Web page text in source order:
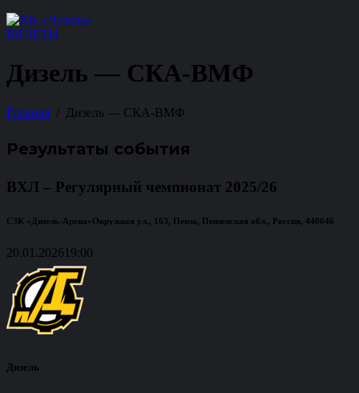
БИЛЕТЫ
Дизель — СКА-ВМФ
Главная Дизель — СКА-ВМФ
Результаты события
ВХЛ – Регулярный чемпионат 2025/26
СЗК «Дизель-Арена»Окружная ул., 163, Пенза, Пензенская обл., Россия, 440046
20.01.2026 19:00
Дизель